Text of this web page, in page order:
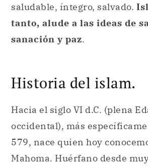
saludable, íntegro, salvado.
tanto, alude a las ideas de
sanación y paz.
Historia del islam.
Hacia el siglo VI d.C. (plena
occidental), más
579, nace quien hoy
Mahoma. Huérfano desde